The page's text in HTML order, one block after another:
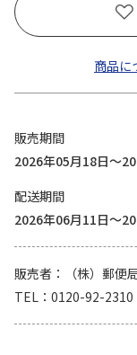
商品に
販売期間
2026年05月18日～
配送期間
2026年06月11日～
販売者
（株）郵便
TEL
0120-92-2310